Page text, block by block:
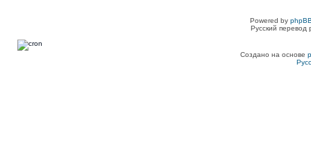
Powered by
Русский
Создано на основе